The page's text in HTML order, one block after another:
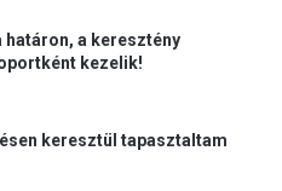
határon, a keresztény
kezelik!
keresztül tapasztaltam